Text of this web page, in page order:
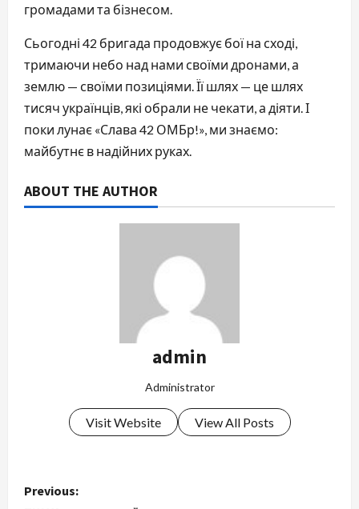
громадами та бізнесом.
Сьогодні 42 бригада продовжує бої на сході,
тримаючи небо над нами своїми дронами, а
землю — своїми позиціями. Її шлях — це шлях
тисяч українців, які обрали не чекати, а діяти. І
поки лунає «Слава 42 ОМБр!», ми знаємо:
майбутнє в надійних руках.
ABOUT THE AUTHOR
admin
Administrator
Visit Website View All Posts
P
Previous: